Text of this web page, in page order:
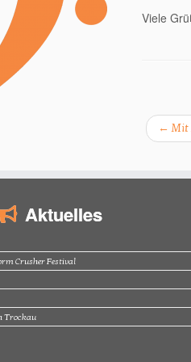
Viele
← Mit
Aktuelles
Crusher Festival
Trockau